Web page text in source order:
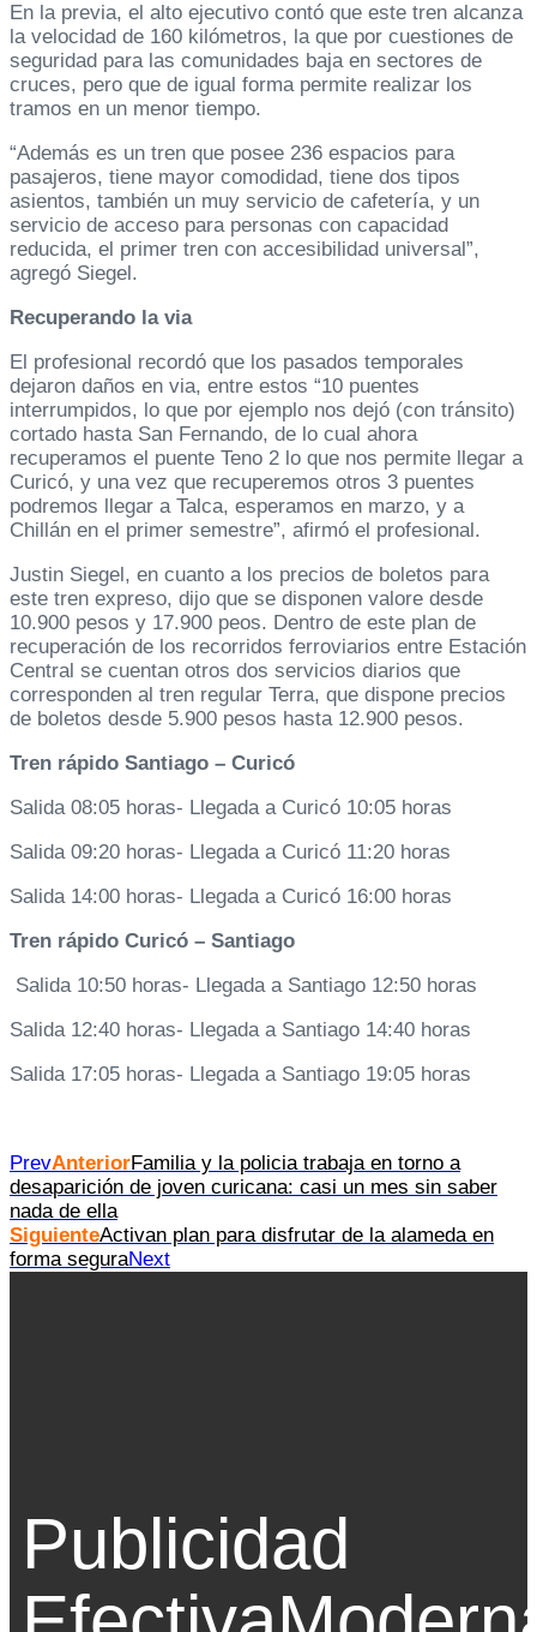
En la previa, el alto ejecutivo contó que este tren alcanza
la velocidad de 160 kilómetros, la que por cuestiones de
seguridad para las comunidades baja en sectores de
cruces, pero que de igual forma permite realizar los
tramos en un menor tiempo.
“Además es un tren que posee 236 espacios para
pasajeros, tiene mayor comodidad, tiene dos tipos
asientos, también un muy servicio de cafetería, y un
servicio de acceso para personas con capacidad
reducida, el primer tren con accesibilidad universal”,
agregó Siegel.
Recuperando la via
El profesional recordó que los pasados temporales
dejaron daños en via, entre estos “10 puentes
interrumpidos, lo que por ejemplo nos dejó (con tránsito)
cortado hasta San Fernando, de lo cual ahora
recuperamos el puente Teno 2 lo que nos permite llegar a
Curicó, y una vez que recuperemos otros 3 puentes
podremos llegar a Talca, esperamos en marzo, y a
Chillán en el primer semestre”, afirmó el profesional.
Justin Siegel, en cuanto a los precios de boletos para
este tren expreso, dijo que se disponen valore desde
10.900 pesos y 17.900 peos. Dentro de este plan de
recuperación de los recorridos ferroviarios entre Estación
Central se cuentan otros dos servicios diarios que
corresponden al tren regular Terra, que dispone precios
de boletos desde 5.900 pesos hasta 12.900 pesos.
Tren rápido Santiago – Curicó
Salida 08:05 horas- Llegada a Curicó 10:05 horas
Salida 09:20 horas- Llegada a Curicó 11:20 horas
Salida 14:00 horas- Llegada a Curicó 16:00 horas
Tren rápido Curicó – Santiago
Salida 10:50 horas- Llegada a Santiago 12:50 horas
Salida 12:40 horas- Llegada a Santiago 14:40 horas
Salida 17:05 horas- Llegada a Santiago 19:05 horas
PrevAnteriorFamilia y la policia trabaja en torno a
desaparición de joven curicana: casi un mes sin saber
nada de ella
SiguienteActivan plan para disfrutar de la alameda en
forma seguraNext
Publicidad